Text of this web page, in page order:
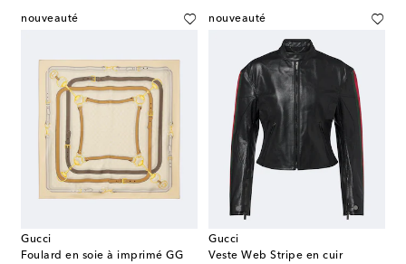
nouveauté
Gucci
Foulard en soie à imprimé GG
nouveauté
Gucci
Veste Web Stripe en cuir